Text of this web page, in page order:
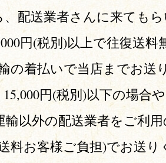
配送業者さんに来ても
円(税別)以上で往復送料
の着払いで当店までお送
15,000円(税別)以下の場合
輸以外の配送業者をご利
料お客様ご負担)でお送り